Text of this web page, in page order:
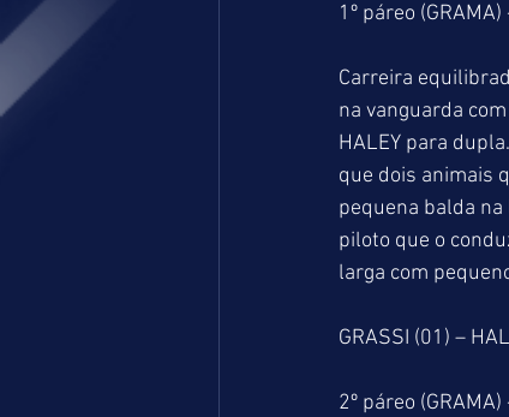
1º páreo
Carreira
na vanguarda
HALEY para
que dois animais
pequena balda
piloto que o
larga com
GRASSI (01) –
2º páreo